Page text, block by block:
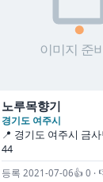
노루목향기
경기도 여주시
📍 경기도 여주시 금
44
등록 2021-07-06👍 0 ·